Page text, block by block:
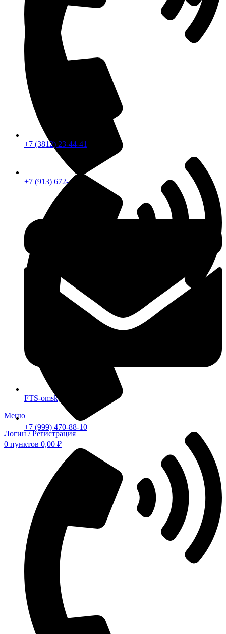
+7 (913) 672-49-54
FTS-omsk@mail.ru
Меню
Логин / Регистрация
0 пунктов 0,00 ₽
+7 (3812) 23-44-41
+7 (999) 470-88-10